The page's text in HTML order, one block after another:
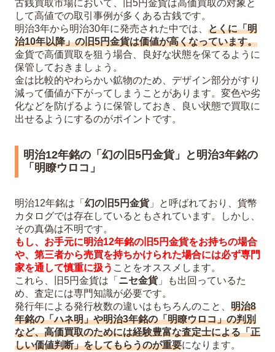
古銭買取市場において、旧5円金貨は高価買取の対象と
して高値での取引事例が多くある古銭です。
明治3年から明治30年に発売された中では、 とくに「明
治10年以降」の旧5円金貨は価値が高くなっています。
金貨で高価買取を狙う場合、良好な状態を保てるように
保管しておきましょう。
金は比較的やわらかい鉱物のため、デザイン部分がすり
減って価値が下がってしまうことがあります。変色や劣
化などを防げるように保管しておき、良い状態で買取に
出せるようにするのがポイントです。
明治12年銘の「幻の旧5円金貨」と明治3年銘の
「明瞭ウロコ」
明治12年銘は「 幻の旧5円金貨」と呼ばれており、貨幣
カタログでは存在しているともされています。しかし、
その真偽は不明です。
もし、お手元に明治12年銘の旧5円金貨をお持ちの場合
や、第三者から売買を持ちかけられた場合には必ず専門
家を通して慎重に扱う ことをオススメします。
これら、旧5円金貨は「 ニセ金貨」も出回っているた
め、査定には専門知識が必要です。
発行年による発行枚数の違いはもちろんのこと、 明治8
年銘の「ハネ明」や明治3年銘の「明瞭ウロコ」の判別
など、高価買取のためには経験豊富な査定士による「正
しい価値判断」をしてもらうのが重要になります。